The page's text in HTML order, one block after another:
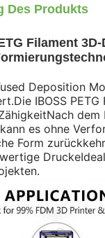
Des Produkts
Filament
Deposition
IBOSS PETG
dem
es ohne
Form